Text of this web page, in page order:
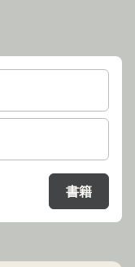
書籍